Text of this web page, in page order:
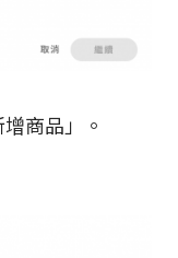
商品」。